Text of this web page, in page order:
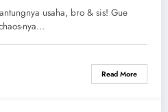
usaha, bro & sis! Gue
nya…
Read More